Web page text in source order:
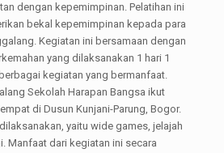
dengan kepemimpinan. Pelatihan ini
bekal kepemimpinan kepada para
Kegiatan ini bersamaan dengan
yang dilaksanakan 1 hari 1
kegiatan yang bermanfaat.
Sekolah Harapan Bangsa ikut
di Dusun Kunjani-Parung, Bogor.
yaitu wide games, jelajah
Manfaat dari kegiatan ini secara